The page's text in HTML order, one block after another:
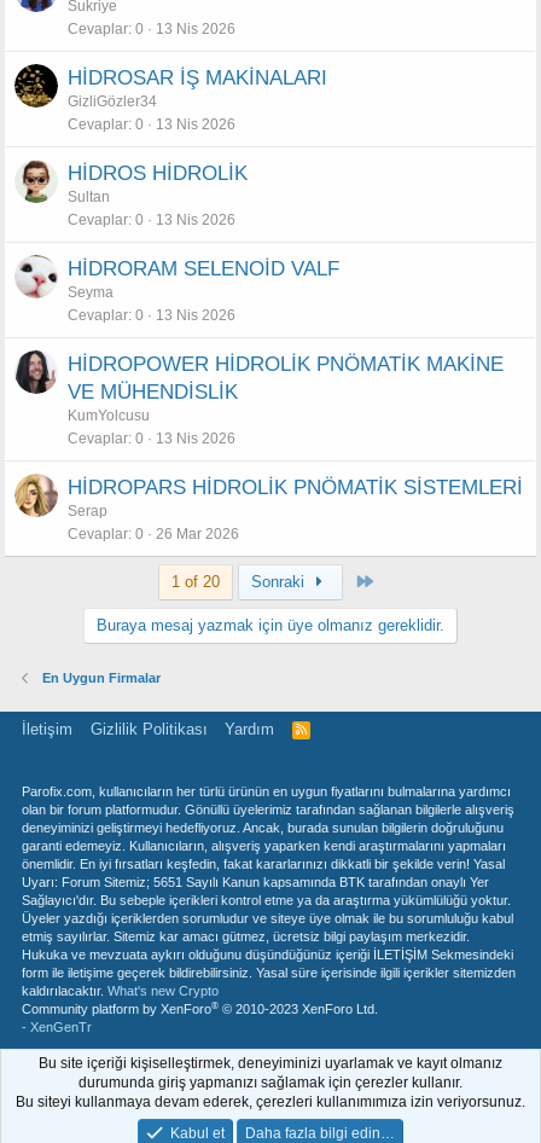
Sukriye
Cevaplar 0 13 Nis 2026
HİDROSAR İŞ MAKİNALARI
GizliGözler34
Cevaplar 0 13 Nis 2026
HİDROS HİDROLİK
Sultan
Cevaplar 0 13 Nis 2026
HİDRORAM SELENOİD VALF
Seyma
Cevaplar 0 13 Nis 2026
HİDROPOWER HİDROLİK PNÖMATİK MAKİNE
VE MÜHENDİSLİK
KumYolcusu
Cevaplar 0 13 Nis 2026
HİDROPARS HİDROLİK PNÖMATİK SİSTEMLERİ
Serap
Cevaplar 0 26 Mar 2026
1 of 20 Sonraki
Buraya mesaj yazmak için üye olmanız gereklidir.
En Uygun Firmalar
İletişim Gizlilik Politikası Yardım
R
Parofix.com, kullanıcıların her türlü ürünün en uygun fiyatlarını bulmalarına yardımcı
olan bir forum platformudur. Gönüllü üyelerimiz tarafından sağlanan bilgilerle alışveriş
deneyiminizi geliştirmeyi hedefliyoruz. Ancak, burada sunulan bilgilerin doğruluğunu
garanti edemeyiz. Kullanıcıların, alışveriş yaparken kendi araştırmalarını yapmaları
önemlidir. En iyi fırsatları keşfedin, fakat kararlarınızı dikkatli bir şekilde verin! Yasal
Uyarı: Forum Sitemiz; 5651 Sayılı Kanun kapsamında BTK tarafından onaylı Yer
Sağlayıcı'dır. Bu sebeple içerikleri kontrol etme ya da araştırma yükümlülüğü yoktur.
Üyeler yazdığı içeriklerden sorumludur ve siteye üye olmak ile bu sorumluluğu kabul
etmiş sayılırlar. Sitemiz kar amacı gütmez, ücretsiz bilgi paylaşım merkezidir.
Hukuka ve mevzuata aykırı olduğunu düşündüğünüz içeriği İLETİŞİM Sekmesindeki
form ile iletişime geçerek bildirebilirsiniz. Yasal süre içerisinde ilgili içerikler sitemizden
kaldırılacaktır.What's new Crypto
Community platform by XenForo® © 2010-2023 XenForo Ltd.
- XenGenTr
Bu site içeriği kişiselleştirmek, deneyiminizi uyarlamak ve kayıt olmanız
durumunda giriş yapmanızı sağlamak için çerezler kullanır.
Bu siteyi kullanmaya devam ederek, çerezleri kullanımımıza izin veriyorsunuz.
Kabul et
Daha fazla bilgi edin…